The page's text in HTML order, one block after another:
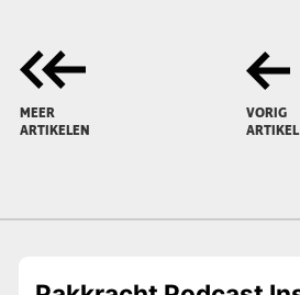
MEER
ARTIKELEN
VORIG
ARTIKEL